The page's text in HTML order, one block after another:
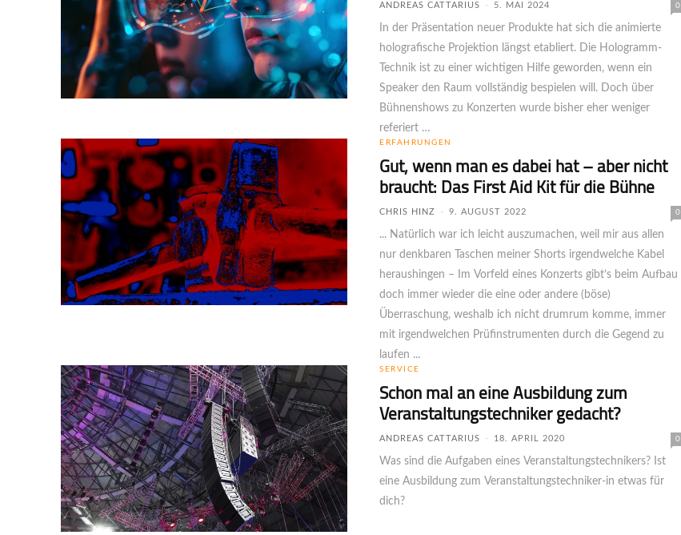
ANDREAS CATTARIUS - 5. MAI 2024 0
In der Präsentation neuer Produkte hat sich die animierte
holo­grafische Projektion längst etabliert. Die Hologramm-
Technik ist zu einer wichtigen Hilfe geworden, wenn ein
Speaker den Raum voll­ständig bespielen will. Doch über
Bühnenshows zu Konzerten wurde bisher eher weniger
referiert …
ERFAHRUNGEN
Gut, wenn man es dabei hat – aber nicht
braucht: Das First Aid Kit für die Bühne
CHRIS HINZ - 9. AUGUST 2022 0
... Natürlich war ich leicht auszumachen, weil mir aus allen
nur denkbaren Taschen meiner Shorts irgendwelche Kabel
heraushingen – Im Vorfeld eines Konzerts gibt’s beim Aufbau
doch immer wieder die eine oder andere (böse)
Überraschung, weshalb ich nicht drumrum komme, immer
mit irgendwelchen Prüfinstrumenten durch die Gegend zu
laufen ...
SERVICE
Schon mal an eine Ausbildung zum
Veranstaltungstechniker gedacht?
ANDREAS CATTARIUS - 18. APRIL 2020 0
Was sind die Aufgaben eines Veranstaltungstechnikers? Ist
eine Ausbildung zum Veranstaltungstechniker-in etwas für
dich?